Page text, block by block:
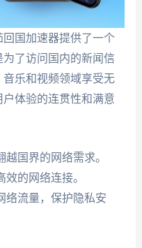
国加速器提供了一个
了访问国内的新闻信
乐和视频领域享受无
体验的连贯性和满意
国界的网络需求。
的网络连接。
络流量，保护隐私安